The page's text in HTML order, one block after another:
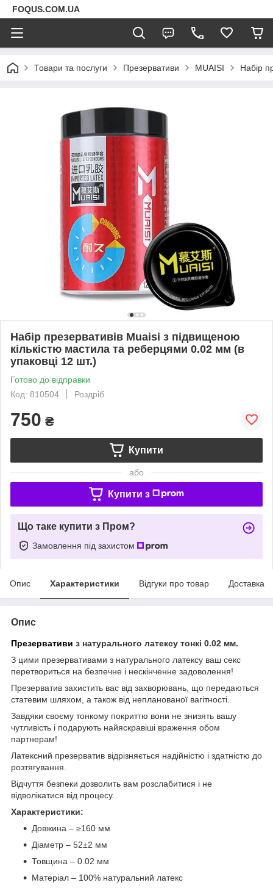
FOQUS.COM.UA
Товари та послуги Презервативи MUAISI Набір
Набір презервативів Muaisi з підвищеною
кількістю мастила та реберцями 0.02 мм (в
упаковці 12 шт.)
Готово до відправки
Код: 810504
Роздріб
750 ₴
Купити
або
Купити з
Що таке купити з Пром?
Замовлення під захистом
Опис Характеристики Відгуки про товар Доставка
Опис
Презервативи з натурального латексу тонкі 0.02 мм.
З цими презервативами з натурального латексу ваш секс
перетвориться на безпечне і нескінченне задоволення!
Презерватив захистить вас від захворювань, що передаються
статевим шляхом, а також від непланованої вагітності.
Завдяки своєму тонкому покриттю вони не знизять вашу
чутливість і подарують найяскравіші враження обом
партнерам!
Латексний презерватив відрізняється надійністю і здатністю до
розтягування.
Відчуття безпеки дозволить вам розслабитися і не
відволікатися від процесу.
Характеристики:
Довжина – ≥160 мм
Діаметр – 52±2 мм
Товщина – 0.02 мм
Матеріал – 100% натуральний латекс